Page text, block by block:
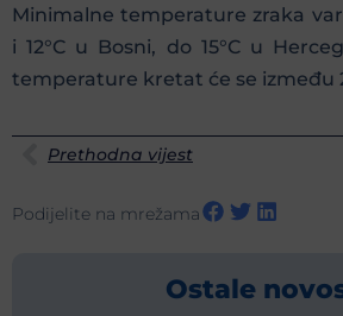
Minimalne temperature zraka
i 12°C u Bosni, do 15°C u
temperature kretat će se između
Prethodna vijest
Podijelite na mrežama
Ostale